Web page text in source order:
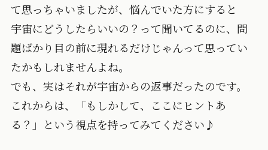
て思っちゃいましたが、悩んでいた方にすると
宇宙にどうしたらいいの？って聞いてるのに、問
題ばかり目の前に現れるだけじゃんって思ってい
たかもしれませんよね。
でも、実はそれが宇宙からの返事だったのです。
これからは、「もしかして、ここにヒントあ
る？」という視点を持ってみてください♪